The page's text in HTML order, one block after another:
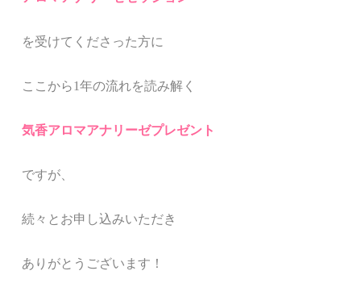
を受けてくださった方に
ここから1年の流れを読み解く
気香アロマアナリーゼプレゼント
ですが、
続々とお申し込みいただき
ありがとうございます！